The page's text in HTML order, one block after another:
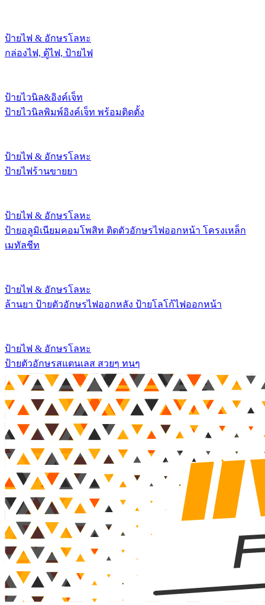
ป้ายไฟ & อักษรโลหะ
กล่องไฟ, ตู้ไฟ, ป้ายไฟ
ป้ายไวนิล&อิงค์เจ็ท
ป้ายไวนิลพิมพ์อิงค์เจ็ท พร้อมติดตั้ง
ป้ายไฟ & อักษรโลหะ
ป้ายไฟร้านขายยา
ป้ายไฟ & อักษรโลหะ
ป้ายอลูมิเนียมคอมโพสิท ติดตัวอักษรไฟออกหน้า โครงเหล็ก
เมทัลชีท
ป้ายไฟ & อักษรโลหะ
ล้านยา ป้ายตัวอักษรไฟออกหลัง ป้ายโลโก้ไฟออกหน้า
ป้ายไฟ & อักษรโลหะ
ป้ายตัวอักษรสแตนเลส สวยๆ ทนๆ